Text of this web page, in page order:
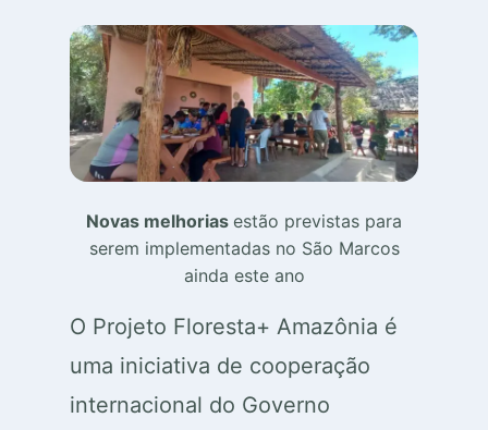
Novas melhorias estão previstas para
serem implementadas no São Marcos
ainda este ano
O Projeto Floresta+ Amazônia é
uma iniciativa de cooperação
internacional do Governo